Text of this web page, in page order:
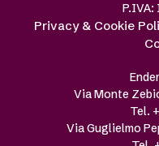
P.IVA:
Privacy & Cookie
Via Monte
Tel.
Via Guglielmo